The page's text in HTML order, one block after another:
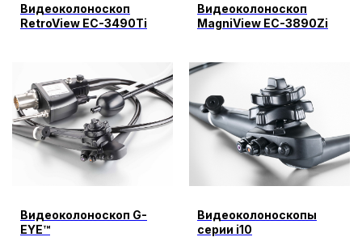
Видеоколоноскоп
RetroView EC-3490Ti
Видеоколоноскоп
MagniView EC-3890Zi
Видеоколоноскоп G-
EYE™
Видеоколоноскопы
серии i10